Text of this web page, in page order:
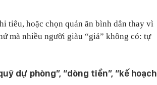
tiêu, hoặc chọn quán ăn bình dân thay vì
mà nhiều người giàu “giả” không có: tự
dự phòng”, “dòng tiền”, “kế hoạch